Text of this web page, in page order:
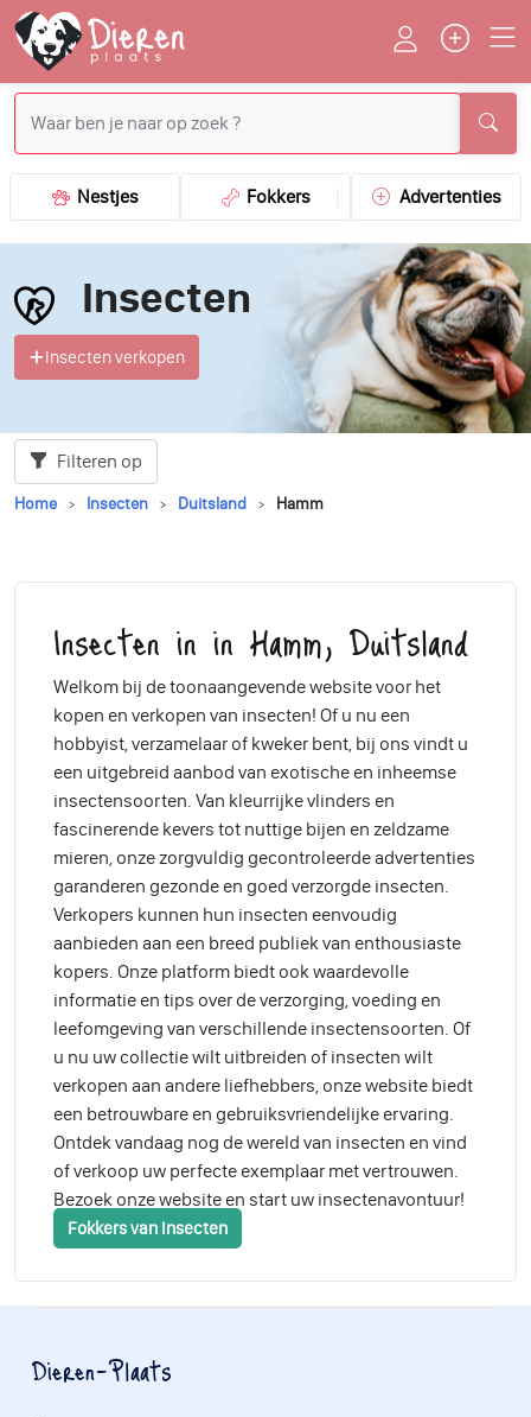
Nestjes Fokkers Advertenties
Insecten
Insecten verkopen
Filteren op
Home Insecten Duitsland Hamm
Insecten in in Hamm, Duitsland
Welkom bij de toonaangevende website voor het
kopen en verkopen van insecten! Of u nu een
hobbyist, verzamelaar of kweker bent, bij ons vindt u
een uitgebreid aanbod van exotische en inheemse
insectensoorten. Van kleurrijke vlinders en
fascinerende kevers tot nuttige bijen en zeldzame
mieren, onze zorgvuldig gecontroleerde advertenties
garanderen gezonde en goed verzorgde insecten.
Verkopers kunnen hun insecten eenvoudig
aanbieden aan een breed publiek van enthousiaste
kopers. Onze platform biedt ook waardevolle
informatie en tips over de verzorging, voeding en
leefomgeving van verschillende insectensoorten. Of
u nu uw collectie wilt uitbreiden of insecten wilt
verkopen aan andere liefhebbers, onze website biedt
een betrouwbare en gebruiksvriendelijke ervaring.
Ontdek vandaag nog de wereld van insecten en vind
of verkoop uw perfecte exemplaar met vertrouwen.
Bezoek onze website en start uw insectenavontuur!
Fokkers van Insecten
Dieren-Plaats